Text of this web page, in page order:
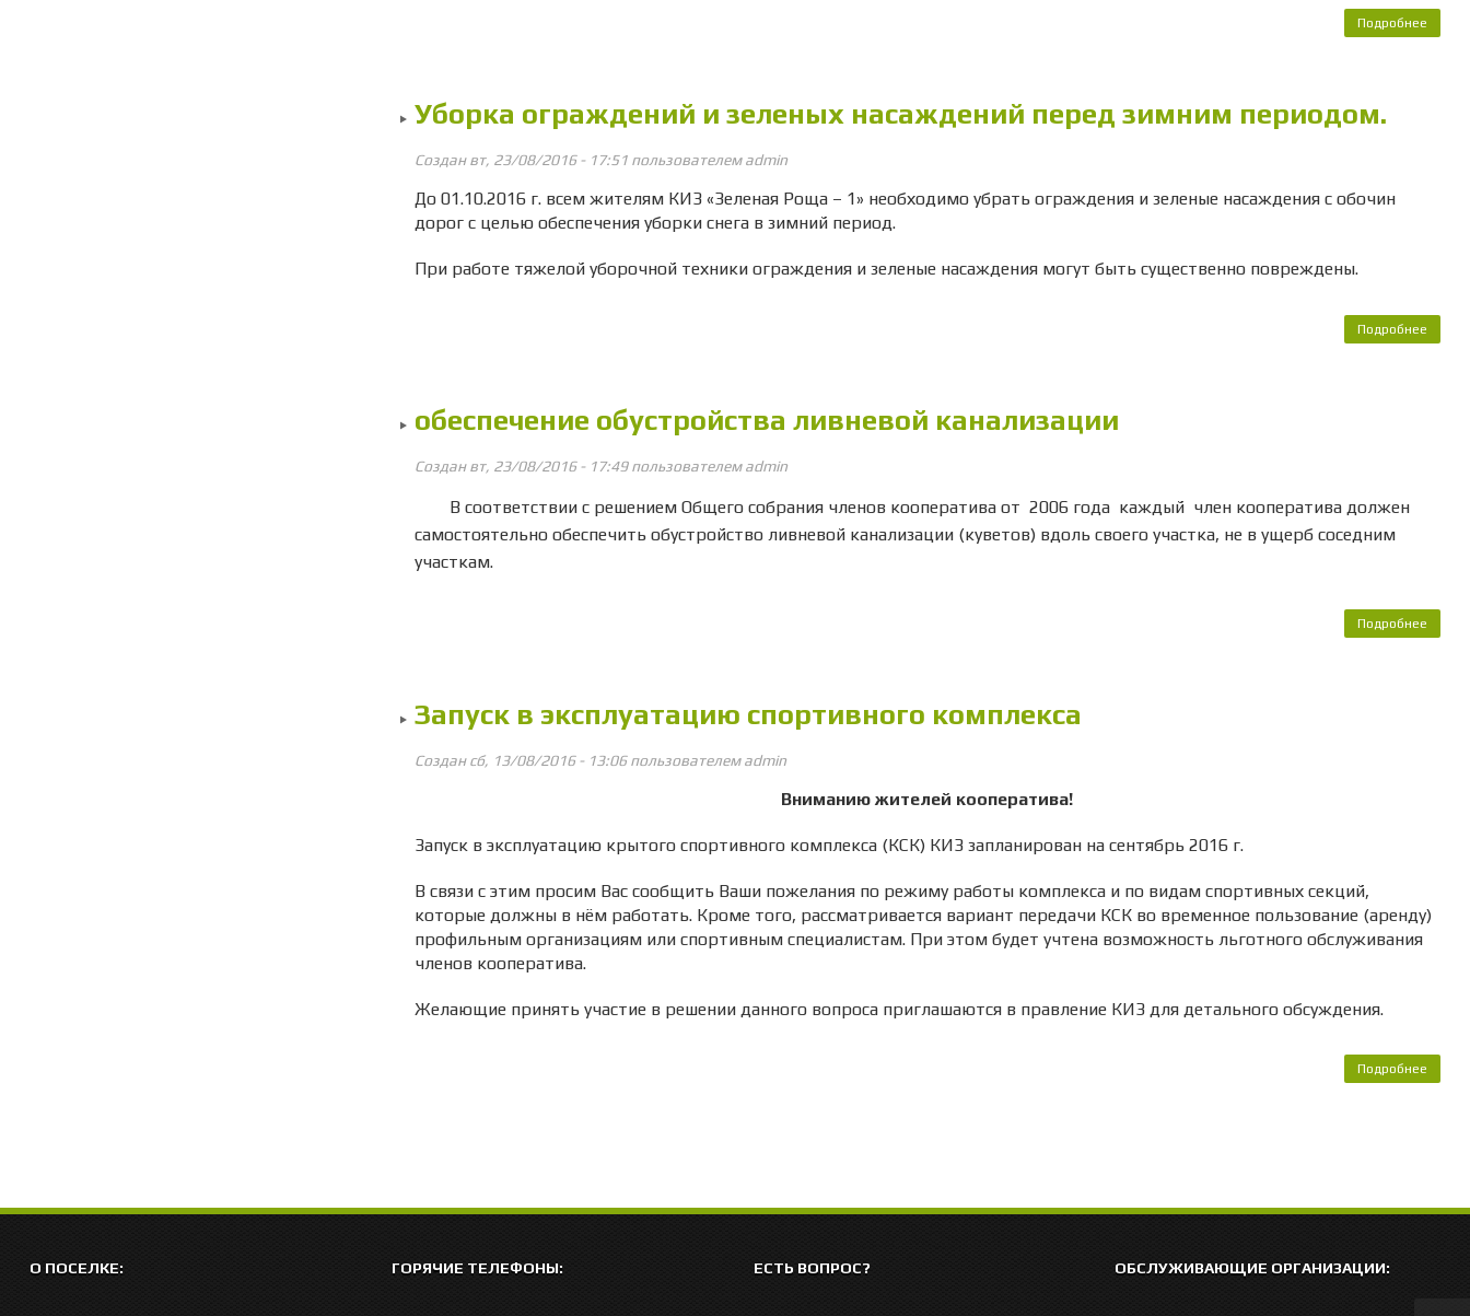
Подробнее
Уборка ограждений и зеленых насаждений перед зимним периодом.
Создан вт, 23/08/2016 - 17:51 пользователемadmin
До 01.10.2016 г. всем жителям КИЗ «Зеленая Роща – 1» необходимо убрать ограждения и зеленые насаждения с обочин
дорог с целью обеспечения уборки снега в зимний период.
При работе тяжелой уборочной техники ограждения и зеленые насаждения могут быть существенно повреждены.
Подробнее
обеспечение обустройства ливневой канализации
Создан вт, 23/08/2016 - 17:49 пользователемadmin
В соответствии с решением Общего собрания членов кооператива от 2006 года каждый член кооператива должен
самостоятельно обеспечить обустройство ливневой канализации (куветов) вдоль своего участка, не в ущерб соседним
участкам.
Подробнее
Запуск в эксплуатацию спортивного комплекса
Создан сб, 13/08/2016 - 13:06 пользователемadmin
Вниманию жителей кооператива!
Запуск в эксплуатацию крытого спортивного комплекса (КСК) КИЗ запланирован на сентябрь 2016 г.
В связи с этим просим Вас сообщить Ваши пожелания по режиму работы комплекса и по видам спортивных секций,
которые должны в нём работать. Кроме того, рассматривается вариант передачи КСК во временное пользование (аренду)
профильным организациям или спортивным специалистам. При этом будет учтена возможность льготного обслуживания
членов кооператива.
Желающие принять участие в решении данного вопроса приглашаются в правление КИЗ для детального обсуждения.
Подробнее
О ПОСЕЛКЕ: ГОРЯЧИЕ ТЕЛЕФОНЫ: ЕСТЬ ВОПРОС? ОБСЛУЖИВАЮЩИЕ ОРГАНИЗАЦИИ: